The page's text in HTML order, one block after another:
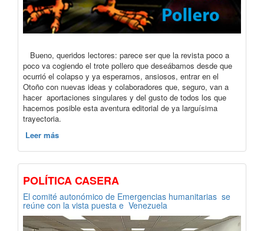
Bueno, queridos lectores: parece ser que la revista poco a
poco va cogiendo el trote pollero que deseábamos desde que
ocurrió el colapso y ya esperamos, ansiosos, entrar en el
Otoño con nuevas ideas y colaboradores que, seguro, van a
hacer aportaciones singulares y del gusto de todos los que
hacemos posible esta aventura editorial de ya larguísima
trayectoria.
Leer más
POLÍTICA CASERA
El comité autonómico de Emergencias humanitarias se
reúne con la vista puesta e Venezuela